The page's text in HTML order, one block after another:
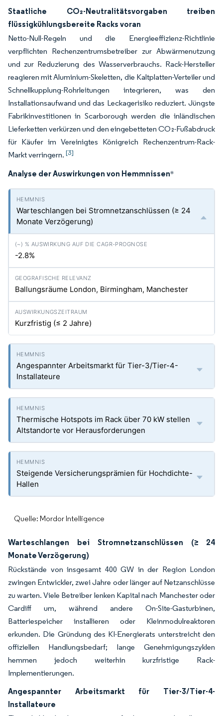
Staatliche CO₂-Neutralitätsvorgaben treiben
flüssigkühlungsbereite Racks voran
Netto-Null-Regeln und die Energieeffizienz-Richtlinie
verpflichten Rechenzentrumsbetreiber zur Abwärmenutzung
und zur Reduzierung des Wasserverbrauchs. Rack-Hersteller
reagieren mit Aluminium-Skeletten, die Kaltplatten-Verteiler und
Schnellkupplung-Rohrleitungen integrieren, was den
Installationsaufwand und das Leckagerisiko reduziert. Jüngste
Fabrikinvestitionen in Scarborough werden die inländischen
Lieferketten verkürzen und den eingebetteten CO₂-Fußabdruck
für Käufer im Vereinigtes Königreich Rechenzentrum-Rack-
Markt verringern. [3]
Analyse der Auswirkungen von Hemmnissen*
Warteschlangen bei Stromnetzanschlüssen (≥ 24
Monate Verzögerung)
-2.8%
Ballungsräume London, Birmingham, Manchester
Kurzfristig (≤ 2 Jahre)
Angespannter Arbeitsmarkt für Tier-3/Tier-4-
Installateure
Thermische Hotspots im Rack über 70 kW stellen
Altstandorte vor Herausforderungen
Steigende Versicherungsprämien für Hochdichte-
Hallen
Quelle: Mordor Intelligence
Warteschlangen bei Stromnetzanschlüssen (≥ 24
Monate Verzögerung)
Rückstände von insgesamt 400 GW in der Region London
zwingen Entwickler, zwei Jahre oder länger auf Netzanschlüsse
zu warten. Viele Betreiber lenken Kapital nach Manchester oder
Cardiff um, während andere On-Site-Gasturbinen,
Batteriespeicher installieren oder Kleinmodulreaktoren
erkunden. Die Gründung des KI-Energierats unterstreicht den
offiziellen Handlungsbedarf; lange Genehmigungszyklen
hemmen jedoch weiterhin kurzfristige Rack-
Implementierungen.
Angespannter Arbeitsmarkt für Tier-3/Tier-4-
Installateure